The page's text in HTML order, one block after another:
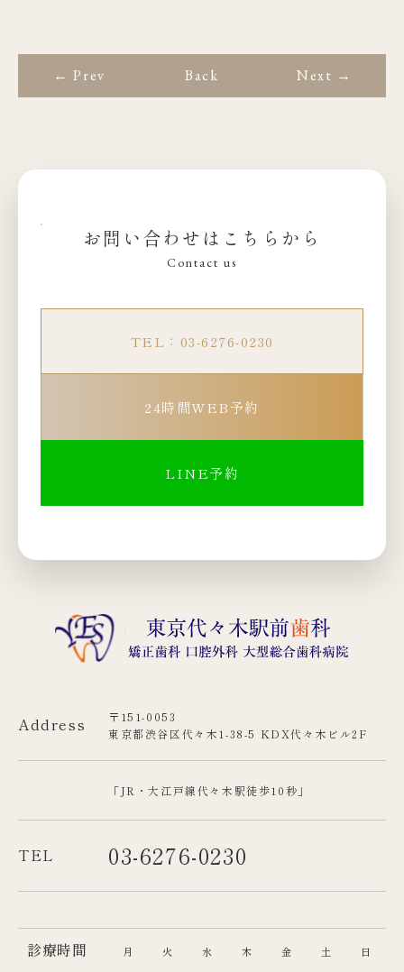
← Prev Back Next →
お問い合わせはこちらから
Contact us
TEL：03-6276-0230
24時間WEB予約
LINE予約
Address
〒151-0053
東京都渋谷区代々木1-38-5 KDX代々木ビル2F
「JR・大江戸線代々木駅徒歩10秒」
TEL 03-6276-0230
診療時間 月 火 水 木 金 土 日